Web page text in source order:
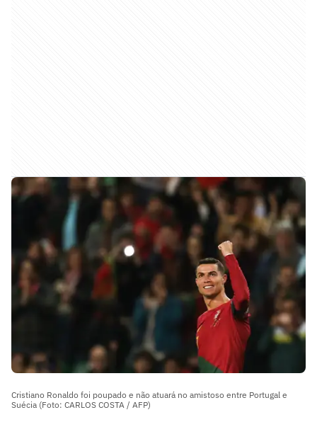
Cristiano Ronaldo foi poupado e não atuará no amistoso entre Portugal e
Suécia (Foto: CARLOS COSTA / AFP)